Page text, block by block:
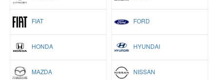
FIAT FORD
HONDA HYUNDAI
MAZDA NISSAN